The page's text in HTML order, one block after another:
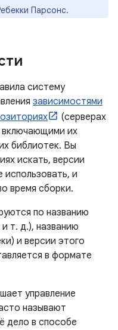
Парсонс.
систему
зависимостями
(серверах
включающими их
библиотек. Вы
искать, версии
и
время сборки.
по названию
т. д.), названию
и версии этого
в формате
управление
называют
дело в способе